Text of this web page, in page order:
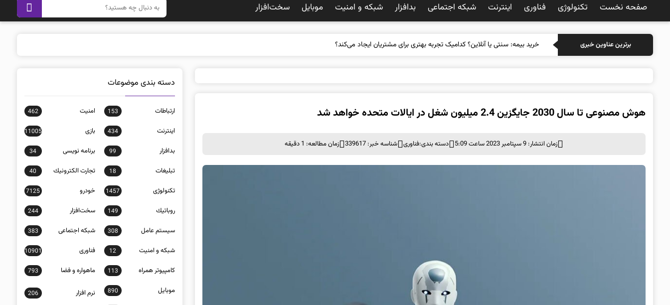
صفحه نخست تکنولوژی فناوری اينترنت شبكه اجتماعی بدافزار شبكه و امنيت موبايل سخت‌افزار
برترین عناوین خبری خرید بیمه: سنتی یا آنلاین؟ کدامیک تجربه بهتری برای مشتریان ایجاد می‌کند؟
هوش مصنوعی تا سال 2030 جایگزین 2.4 میلیون شغل در ایالات متحده خواهد شد
زمان انتشار: 9 سپتامبر 2023 ساعت 5:09 دسته بندی:فناوری شناسه خبر: 339617 زمان مطالعه: 1 دقیقه
دسته بندی موضوعات
ارتباطات 153 امنيت 462
اينترنت 434 بازی 11005
بدافزار 99 برنامه نويسی 34
تبلیغات 18 تجارت الكترونيك 40
تکنولوژی 1457 خودرو 7125
روباتيك 149 سخت‌افزار 244
سيستم عامل 308 شبكه اجتماعی 383
شبكه و امنيت 12 فناوری 10901
كامپيوتر همراه 113 ماهواره و فضا 793
موبايل 890 نرم افزار 206